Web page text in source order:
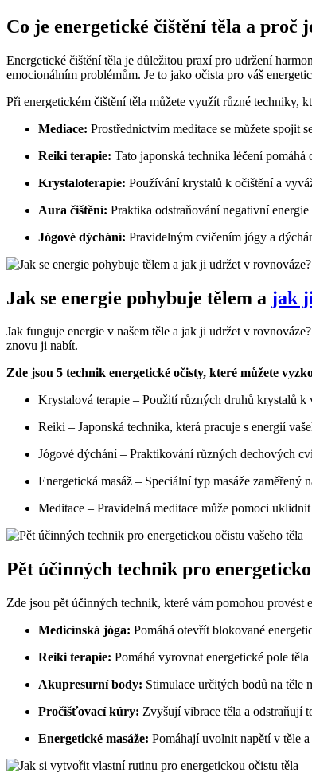
Co je energetické⁢ čištění těla a proč
Energetické čištění těla je‍ důležitou praxí pro udržení
emocionálním problémům. ⁢Je to jako očista pro váš
Při energetickém čištění těla můžete využít různé techniky,
Mediace: Prostřednictvím meditace se můžete spojit
Reiki terapie: Tato japonská technika léčení
Krystaloterapie: Používání krystalů k ​očištění a
Aura čištění: Praktika odstraňování ⁤negativní
Jógové dýchání: Pravidelným cvičením jógy a
Jak se energie pohybuje tělem a jak
Jak funguje energie v našem těle a jak ji ​udržet v
znovu ⁢ji nabít.
Zde⁤ jsou 5 ⁣technik​ energetické očisty,⁢ které můžete
Krystalová terapie – Použití různých druhů ⁣krystalů k
Reiki – Japonská technika, která pracuje s energií⁤
Jógové dýchání – Praktikování různých dechových
Energetická masáž – ⁢Speciální​ typ masáže
Meditace – Pravidelná meditace může pomoci
Pět ​účinných technik pro
Zde ⁣jsou pět účinných ​technik, ‌které‍ vám pomohou provést⁣
Medicínská jóga: Pomáhá otevřít blokované
Reiki terapie: Pomáhá ⁣vyrovnat energetické pole
Akupresurní body: Stimulace určitých⁣ bodů ⁣na těle
Pročišťovací kúry: Zvyšují vibrace těla a odstraňují
Energetické masáže: ‍Pomáhají uvolnit napětí v těle